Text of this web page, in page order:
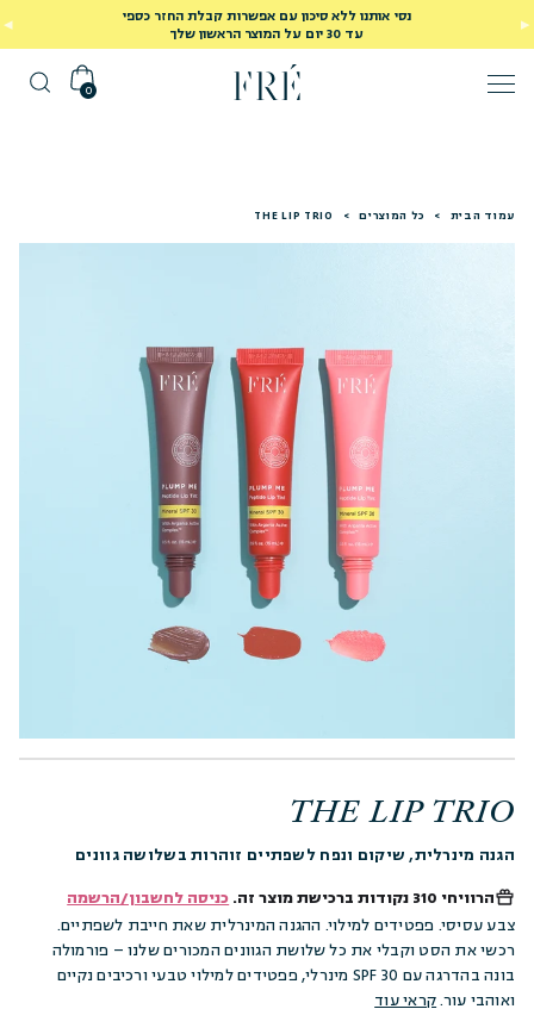
נסי אותנו ללא סיכון עם אפשרות קבלת החזר כספי
עד 30 יום על המוצר הראשון שלך
0
עמוד הבית > כל המוצרים >
THE LIP TRIO
THE LIP TRIO
הגנה מינרלית, שיקום ונפח לשפתיים זוהרות בשלושה גוונים
הרוויחי 310 נקודות ברכישת מוצר זה. כניסה לחשבון/הרשמה
צבע עסיסי. פפטידים למילוי. ההגנה המינרלית שאת חייבת לשפתיים.
רכשי את הסט וקבלי את כל שלושת הגוונים המכורים שלנו – פורמולה
בונה בהדרגה עם SPF 30 מינרלי, פפטידים למילוי טבעי ורכיבים נקיים
ואוהבי עור.קראי עוד